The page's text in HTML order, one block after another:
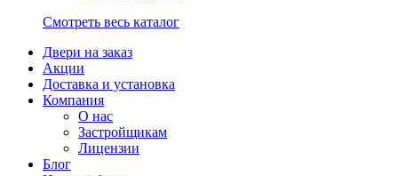
Смотреть весь каталог
Двери на заказ
Акции
Доставка и установка
Компания
О нас
Застройщикам
Лицензии
Блог